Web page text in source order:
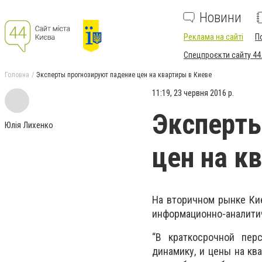
Новини
Реклама на сайті
Спецпроєкти сайту
Головна Эксперты прогнозируют падение цен на квартиры в Киеве
Юлія Лихенко
11:19, 23 червня 2016 р.
цен на
На вторичном рынке
информационно-
“В краткосрочной
динамику, и цены на